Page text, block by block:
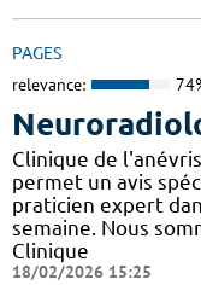
PAGES
relevance:
Clinique de
permet un avis
praticien expert
semaine. Nous
Clinique
18/02/2026 15:25